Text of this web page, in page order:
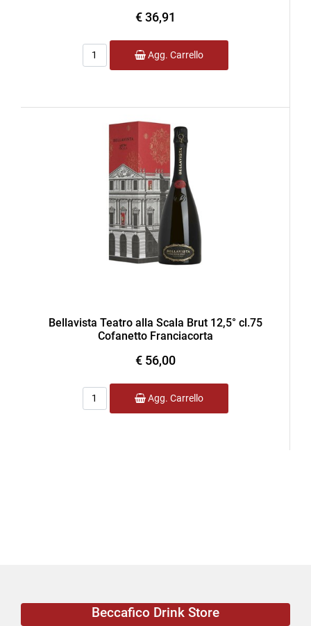
€ 36,91
Quantità
Agg. Carrello
Bellavista Teatro alla Scala Brut 12,5° cl.75
Cofanetto Franciacorta
€ 56,00
Quantità
Agg. Carrello
Beccafico Drink Store